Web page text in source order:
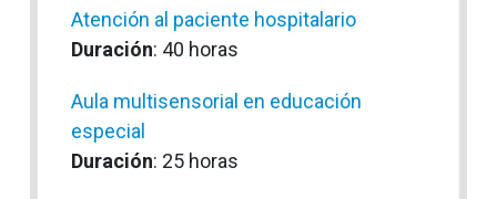
Atención al paciente hospitalario
Duración: 40 horas
Aula multisensorial en educación
especial
Duración: 25 horas